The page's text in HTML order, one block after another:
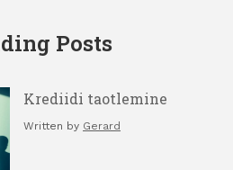
Posts
Krediidi taotlemine
Written by Gerard